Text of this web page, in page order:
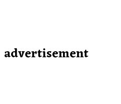
advertisement